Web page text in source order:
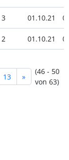
3 01.10.21
2 01.10.21
13 »
(46 - 50
von 63)